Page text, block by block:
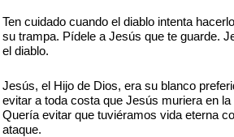
Ten cuidado cuando el diablo intenta
su trampa. Pídele a Jesús que te guarde.
el diablo.
Jesús, el Hijo de Dios, era su blanco
evitar a toda costa que Jesús muriera en
Quería evitar que tuviéramos vida eterna
ataque.